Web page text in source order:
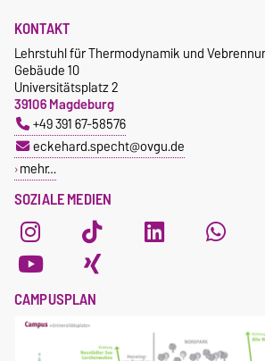
SOZIALE MEDIEN
KONTAKT
Lehrstuhl für Thermodynamik und
Gebäude 10
Universitätsplatz 2
39106 Magdeburg
+49 391 67-58576
eckehard.specht@ovgu.de
mehr…
CAMPUSPLAN